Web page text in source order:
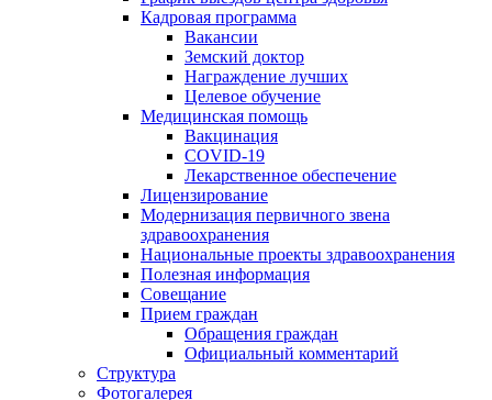
Кадровая программа
Вакансии
Земский доктор
Награждение лучших
Целевое обучение
Медицинская помощь
Вакцинация
COVID-19
Лекарственное обеспечение
Лицензирование
Модернизация первичного звена
здравоохранения
Национальные проекты здравоохранения
Полезная информация
Совещание
Прием граждан
Обращения граждан
Официальный комментарий
Структура
Фотогалерея